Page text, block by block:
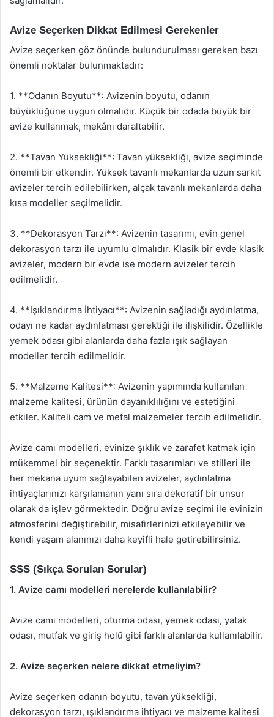
Avize Seçerken Dikkat Edilmesi Gerekenler
Avize seçerken göz önünde bulundurulması gereken bazı
önemli noktalar bulunmaktadır:
1. **Odanın Boyutu**: Avizenin boyutu, odanın
büyüklüğüne uygun olmalıdır. Küçük bir odada büyük bir
avize kullanmak, mekânı daraltabilir.
2. **Tavan Yüksekliği**: Tavan yüksekliği, avize seçiminde
önemli bir etkendir. Yüksek tavanlı mekanlarda uzun sarkıt
avizeler tercih edilebilirken, alçak tavanlı mekanlarda daha
kısa modeller seçilmelidir.
3. **Dekorasyon Tarzı**: Avizenin tasarımı, evin genel
dekorasyon tarzı ile uyumlu olmalıdır. Klasik bir evde klasik
avizeler, modern bir evde ise modern avizeler tercih
edilmelidir.
4. **Işıklandırma İhtiyacı**: Avizenin sağladığı aydınlatma,
odayı ne kadar aydınlatması gerektiği ile ilişkilidir. Özellikle
yemek odası gibi alanlarda daha fazla ışık sağlayan
modeller tercih edilmelidir.
5. **Malzeme Kalitesi**: Avizenin yapımında kullanılan
malzeme kalitesi, ürünün dayanıklılığını ve estetiğini
etkiler. Kaliteli cam ve metal malzemeler tercih edilmelidir.
Avize camı modelleri, evinize şıklık ve zarafet katmak için
mükemmel bir seçenektir. Farklı tasarımları ve stilleri ile
her mekana uyum sağlayabilen avizeler, aydınlatma
ihtiyaçlarınızı karşılamanın yanı sıra dekoratif bir unsur
olarak da işlev görmektedir. Doğru avize seçimi ile evinizin
atmosferini değiştirebilir, misafirlerinizi etkileyebilir ve
kendi yaşam alanınızı daha keyifli hale getirebilirsiniz.
SSS (Sıkça Sorulan Sorular)
1. Avize camı modelleri nerelerde kullanılabilir?
Avize camı modelleri, oturma odası, yemek odası, yatak
odası, mutfak ve giriş holü gibi farklı alanlarda kullanılabilir.
2. Avize seçerken nelere dikkat etmeliyim?
Avize seçerken odanın boyutu, tavan yüksekliği,
dekorasyon tarzı, ışıklandırma ihtiyacı ve malzeme kalitesi